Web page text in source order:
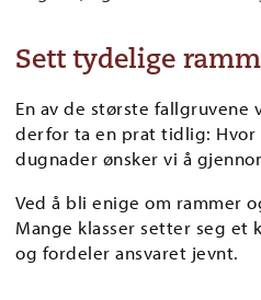
Sett tydelige
En av de største
derfor ta en prat tidlig: Hvor
dugnader ønsker vi å
Ved å bli enige om rammer
Mange klasser setter seg
og fordeler ansvaret jevnt.